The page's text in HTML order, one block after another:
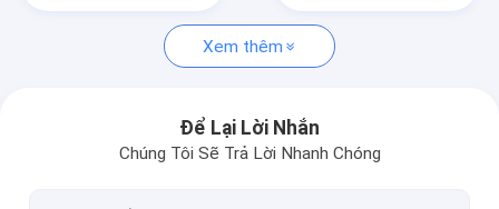
Túi bao bì phân bón Xem thêm
Để Lại Lời Nhắn
Chúng Tôi Sẽ Trả Lời Nhanh Chóng